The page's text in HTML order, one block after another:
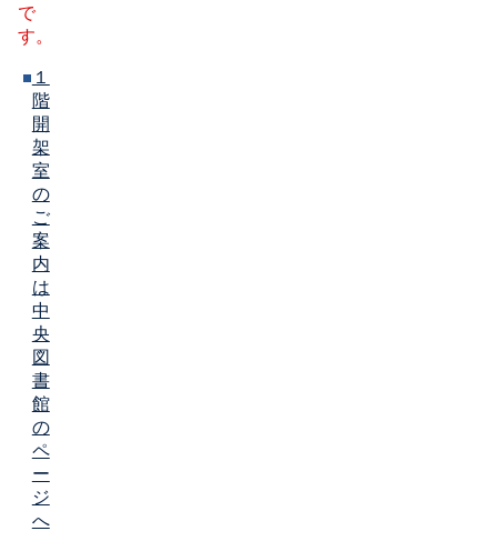
で
す。
１
階
開
架
室
の
ご
案
内
は
中
央
図
書
館
の
ペ
ー
ジ
へ